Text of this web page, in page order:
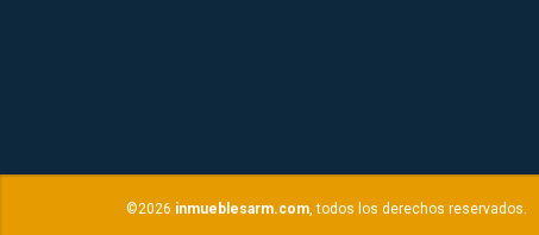
©2026 inmueblesarm.com, todos los derechos reservados.